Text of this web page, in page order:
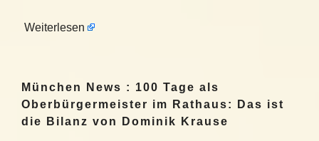
Weiterlesen
München News : 100 Tage als
Oberbürgermeister im Rathaus: Das ist
die Bilanz von Dominik Krause